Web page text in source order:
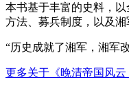
本书基于丰富的史料，
方法、募兵制度，以及
“历史成就了湘军，湘军
更多关于《晚清帝国风云